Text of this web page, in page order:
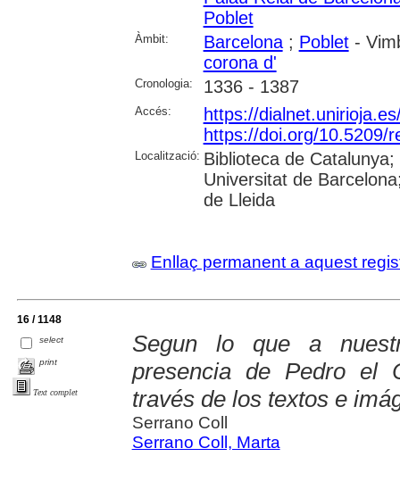
Poblet
Àmbit: Barcelona; Poblet-
corona d'
Cronologia: 1336 - 1387
Accés:
https://
https://doi.org/10.5209/
Localització: Biblioteca de
Universitat de
de Lleida
Enllaç permanent a aquest
16 / 1148
select
print
Text complet
Segun lo que a
presencia de Pedro el
través de los textos e
Serrano Coll
Serrano Coll, Marta